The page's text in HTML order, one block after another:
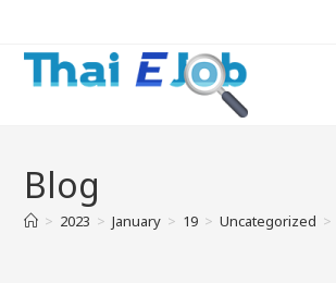
Blog
> 2023 > January > 19 > Uncategorized >